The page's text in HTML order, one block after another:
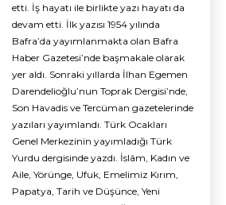
etti. İş hayatı ile birlikte yazı hayatı da
devam etti. İlk yazısı 1954 yılında
Bafra’da yayımlanmakta olan Bafra
Haber Gazetesi’nde başmakale olarak
yer aldı. Sonraki yıllarda İlhan Egemen
Darendelioğlu’nun Toprak Dergisi’nde,
Son Havadis ve Tercüman gazetelerinde
yazıları yayımlandı. Türk Ocakları
Genel Merkezinin yayımladığı Türk
Yurdu dergisinde yazdı. İslâm, Kadın ve
Aile, Yörünge, Ufuk, Emelimiz Kırım,
Papatya, Tarih ve Düşünce, Yeni